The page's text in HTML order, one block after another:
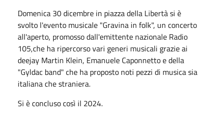
Domenica 30 dicembre in piazza della Libertà si è
svolto l'evento musicale "Gravina in folk", un concerto
all'aperto, promosso dall'emittente nazionale Radio
105,che ha ripercorso vari generi musicali grazie ai
deejay Martin Klein, Emanuele Caponnetto e della
"Gyldac band" che ha proposto noti pezzi di musica sia
italiana che straniera.
Si è concluso così il 2024.